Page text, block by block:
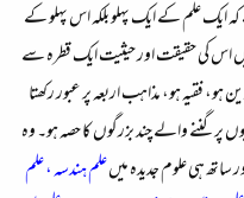
علم کے ایک پہلو بلکہ اس پہلو کے
اس کی حقیقت اور حیثیت ایک قطرہ سے
فقیہ ہو، مذاہب اربعہ پر عبور رکھتا
پر گننے والے چند بزرگوں کا حصہ ہو۔ وہ
ہی علوم جدیدہ میںعلم ہندسہ ، علم